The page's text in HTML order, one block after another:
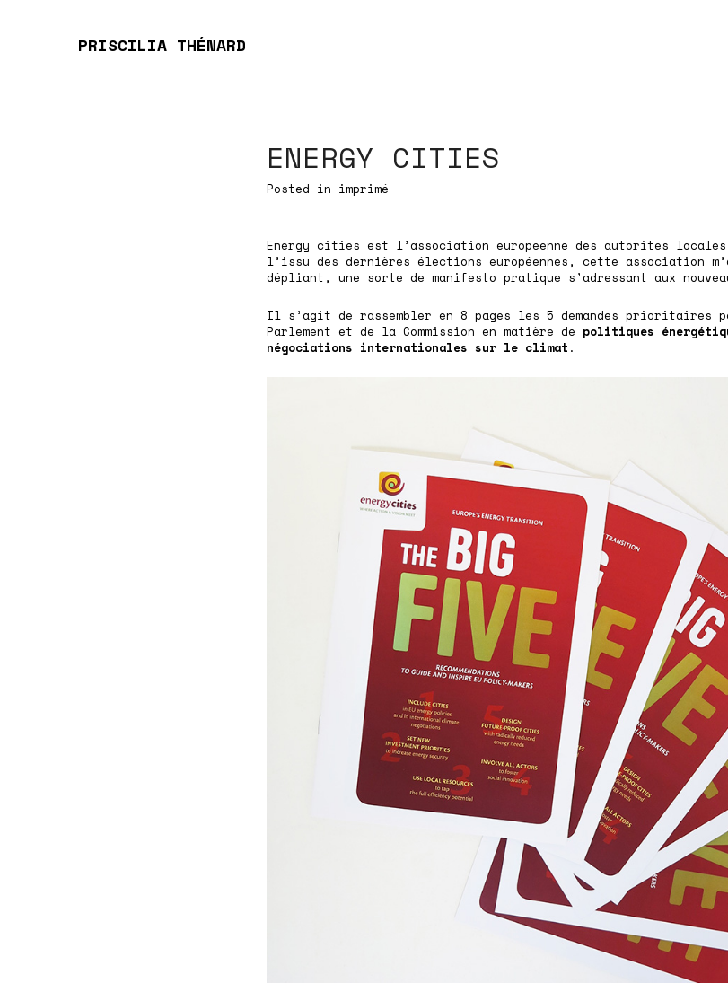
PRISCILIA THÉNARD
ENERGY CITIES
Posted in imprimé
Energy cities est l’association européenne des autorités
l’issu des dernières élections européennes, cette association
dépliant, une sorte de manifesto pratique s’adressant aux
Il s’agit de rassembler en 8 pages les 5 demandes prioritaires
Parlement et de la Commission en matière de politiques
négociations internationales sur le climat .